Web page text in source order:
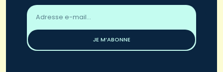
Adresse
email
JE M’ABONNE